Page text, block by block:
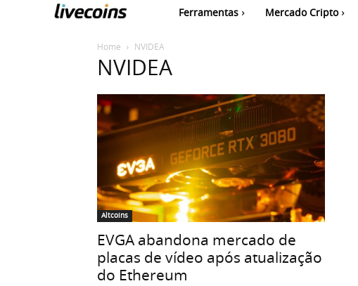
Ferramentas Mercado Cripto
Home NVIDEA
NVIDEA
Altcoins
EVGA abandona mercado de
placas de vídeo após atualização
do Ethereum